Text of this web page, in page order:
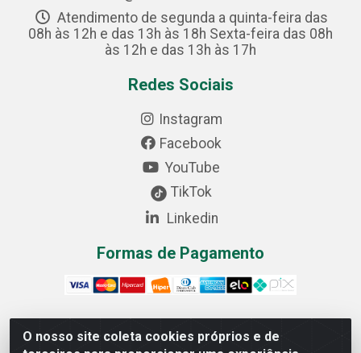
O nosso site coleta cookies próprios e de
Atendimento de segunda a quinta-feira das
08h às 12h e das 13h às 18h Sexta-feira das 08h
às 12h e das 13h às 17h
Redes Sociais
Instagram
Facebook
YouTube
TikTok
Linkedin
Formas de Pagamento
Cofer Importadora e Distribuidora LTDA - Avenida